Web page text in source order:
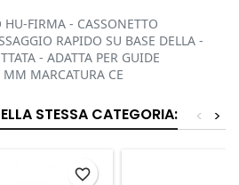
FIRMA - CASSONETTO
RAPIDO SU BASE DELLA -
- ADATTA PER GUIDE
MARCATURA CE
STESSA CATEGORIA: >
<
favorite_border